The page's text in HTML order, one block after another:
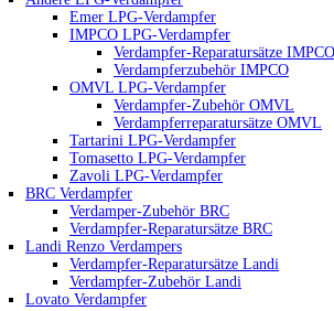
Emer LPG-Verdampfer
IMPCO LPG-Verdampfer
Verdampfer-Reparatursätze IMPCO
Verdampferzubehör IMPCO
OMVL LPG-Verdampfer
Verdampfer-Zubehör OMVL
Verdampferreparatursätze OMVL
Tartarini LPG-Verdampfer
Tomasetto LPG-Verdampfer
Zavoli LPG-Verdampfer
BRC Verdampfer
Verdamper-Zubehör BRC
Verdampfer-Reparatursätze BRC
Landi Renzo Verdampers
Verdampfer-Reparatursätze Landi
Verdampfer-Zubehör Landi
Lovato Verdampfer